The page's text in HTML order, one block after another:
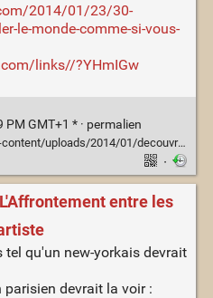
2014/01/23/30-
le-monde-comme-si-vous-
links//?YHmIGw
GMT+1 * · permalien
01/decouvrez-le-monde-a-travers-les-yeux3.jpg
·
entre les
qu'un new-yorkais devrait
parisien devrait la voir :